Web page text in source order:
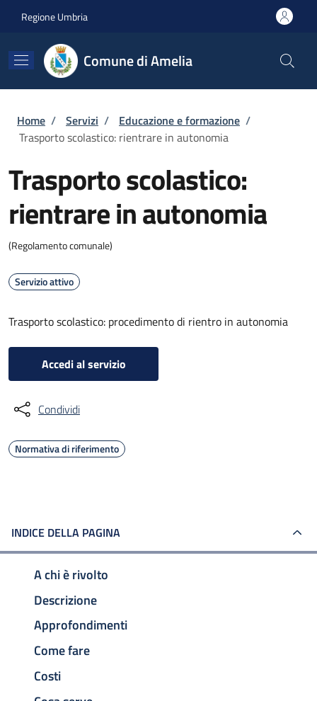
Regione Umbria
Comune di Amelia
Briciole di pane
Home / Servizi / Educazione e formazione /
Trasporto scolastico: rientrare in autonomia
Trasporto scolastico:
rientrare in autonomia
(Regolamento comunale)
Servizio attivo
Trasporto scolastico: procedimento di rientro in autonomia
Accedi al servizio
Condividi
Normativa di riferimento
INDICE DELLA PAGINA
A chi è rivolto
Descrizione
Approfondimenti
Come fare
Costi